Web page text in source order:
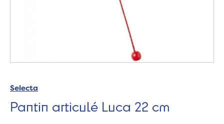
Selecta
Pantin articulé Luca 22 cm